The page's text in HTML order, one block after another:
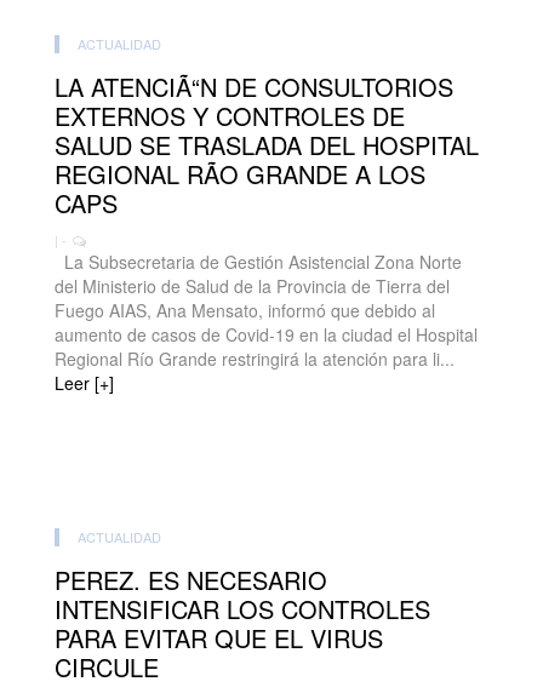
ACTUALIDAD
LA ATENCIÃ“N DE CONSULTORIOS
EXTERNOS Y CONTROLES DE
SALUD SE TRASLADA DEL HOSPITAL
REGIONAL RÃO GRANDE A LOS
CAPS
| -
La Subsecretaria de Gestión Asistencial Zona Norte
del Ministerio de Salud de la Provincia de Tierra del
Fuego AIAS, Ana Mensato, informó que debido al
aumento de casos de Covid-19 en la ciudad el Hospital
Regional Río Grande restringirá la atención para li...
Leer [+]
ACTUALIDAD
PEREZ. ES NECESARIO
INTENSIFICAR LOS CONTROLES
PARA EVITAR QUE EL VIRUS
CIRCULE